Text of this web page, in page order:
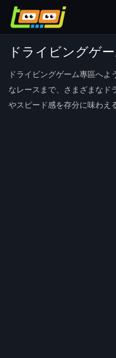
ドライビングゲ
ドライビングゲーム專區へ
なレースまで、さまざまなド
やスピード感を存分に味わえ